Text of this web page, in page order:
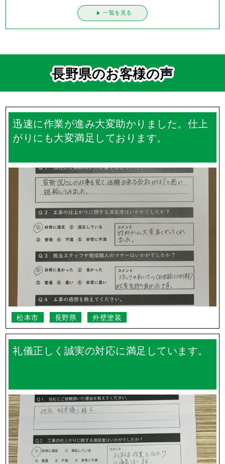
工事中は家の車はどうすればいいの？
ご近所の方に挨拶って行ってもらえるの？
一覧を見る
長野県のお客様の声
迅速に作業が進み大変助かりました。仕上
がりにも大変満足しております。
松本市 長野県 外壁塗装
礼儀正しく誠実の対応に満足しています。